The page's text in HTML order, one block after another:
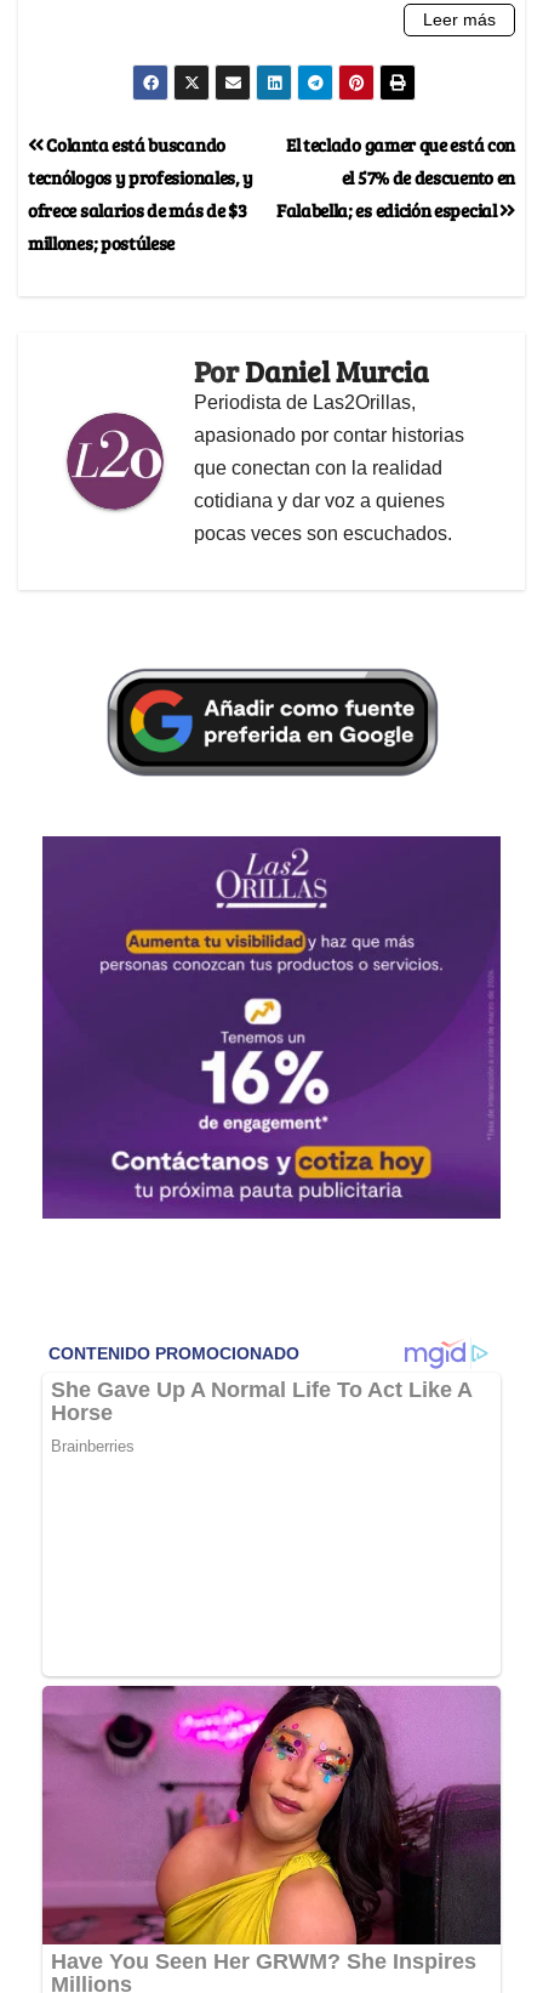
El teclado gamer que está con
el 57% de descuento en
Falabella; es edición especial
Colanta está buscando
tecnólogos y profesionales, y
ofrece salarios de más de $3
millones; postúlese
PorDaniel Murcia
Periodista de Las2Orillas,
apasionado por contar historias
que conectan con la realidad
cotidiana y dar voz a quienes
pocas veces son escuchados.